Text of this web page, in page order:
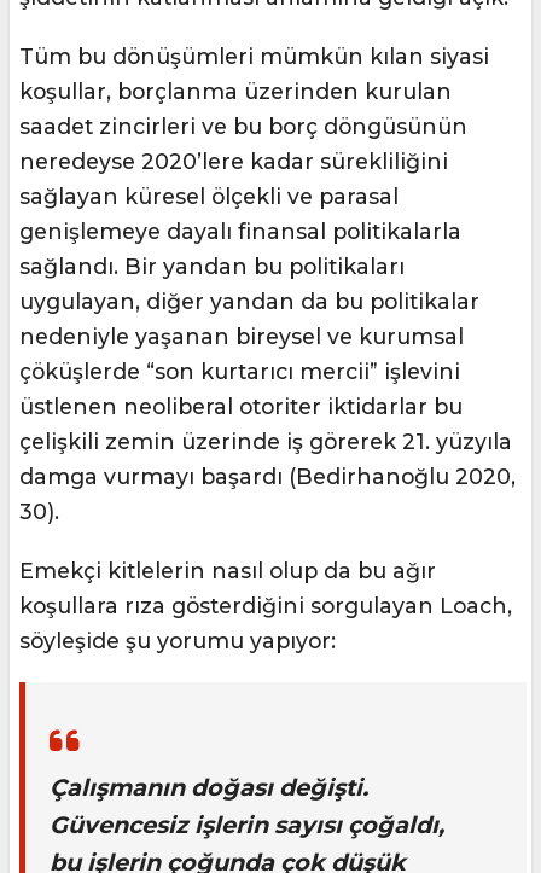
Tüm bu dönüşümleri mümkün kılan siyasi
koşullar, borçlanma üzerinden kurulan
saadet zincirleri ve bu borç döngüsünün
neredeyse 2020’lere kadar sürekliliğini
sağlayan küresel ölçekli ve parasal
genişlemeye dayalı finansal politikalarla
sağlandı. Bir yandan bu politikaları
uygulayan, diğer yandan da bu politikalar
nedeniyle yaşanan bireysel ve kurumsal
çöküşlerde “son kurtarıcı mercii” işlevini
üstlenen neoliberal otoriter iktidarlar bu
çelişkili zemin üzerinde iş görerek 21. yüzyıla
damga vurmayı başardı (Bedirhanoğlu 2020,
30).
Emekçi kitlelerin nasıl olup da bu ağır
koşullara rıza gösterdiğini sorgulayan Loach,
söyleşide şu yorumu yapıyor:
Çalışmanın doğası değişti.
Güvencesiz işlerin sayısı çoğaldı,
bu işlerin çoğunda çok düşük